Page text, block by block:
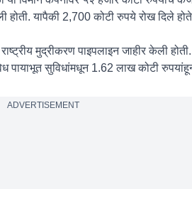
होती. यापैकी 2,700 कोटी रुपये रोख दिले
राष्ट्रीय मुद्रीकरण पाइपलाइन जाहीर केली
पायाभूत सुविधांमधून 1.62 लाख कोटी
ADVERTISEMENT